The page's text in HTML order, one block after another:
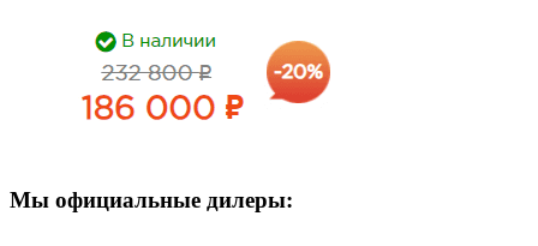
Мы официальные дилеры: